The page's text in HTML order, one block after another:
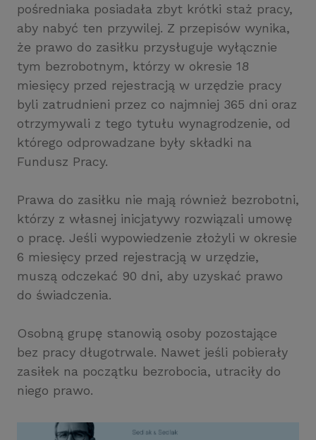
pośredniaka posiadała zbyt krótki staż pracy,
aby nabyć ten przywilej. Z przepisów wynika,
że prawo do zasiłku przysługuje wyłącznie
tym bezrobotnym, którzy w okresie 18
miesięcy przed rejestracją w urzędzie pracy
byli zatrudnieni przez co najmniej 365 dni oraz
otrzymywali z tego tytułu wynagrodzenie, od
którego odprowadzane były składki na
Fundusz Pracy.
Prawa do zasiłku nie mają również bezrobotni,
którzy z własnej inicjatywy rozwiązali umowę
o pracę. Jeśli wypowiedzenie złożyli w okresie
6 miesięcy przed rejestracją w urzędzie,
muszą odczekać 90 dni, aby uzyskać prawo
do świadczenia.
Osobną grupę stanowią osoby pozostające
bez pracy długotrwale. Nawet jeśli pobierały
zasiłek na początku bezrobocia, utraciły do
niego prawo.